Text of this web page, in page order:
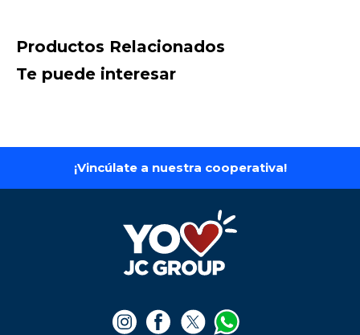
Productos Relacionados
Te puede interesar
iPhone 16 - 128 gb
000
iPhone 16 Pro Max-
256GB